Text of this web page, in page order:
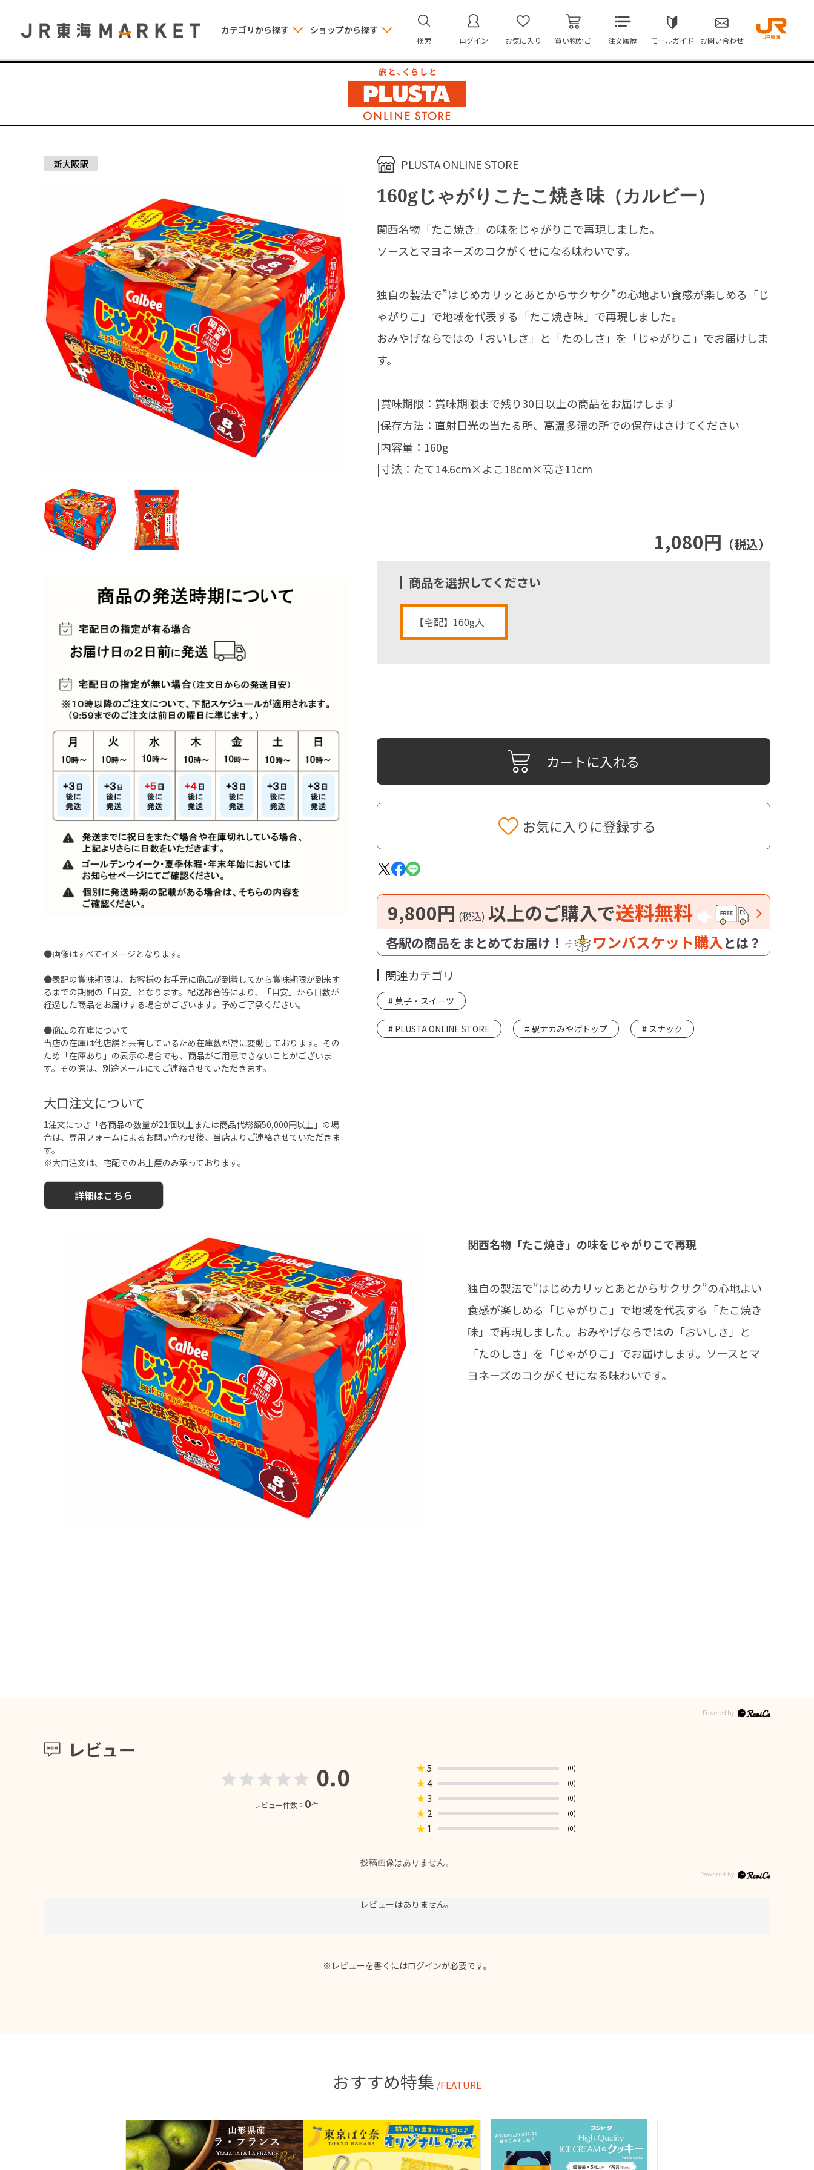
カテゴリから探す ショップから探す
検索 ログイン お気に入り 買い物かご 注文履歴 モールガイド お問い合わせ
●画像はすべてイメージとなります。
●表記の賞味期限は、お客様のお手元に商品が到着してから賞味期限が到来す
るまでの期間の「目安」となります。配送都合等により、「目安」から日数が
経過した商品をお届けする場合がございます。予めご了承ください。
●商品の在庫について
当店の在庫は他店舗と共有しているため在庫数が常に変動しております。その
ため「在庫あり」の表示の場合でも、商品がご用意できないことがございま
す。その際は、別途メールにてご連絡させていただきます。
大口注文について
1注文につき「各商品の数量が21個以上または商品代総額50,000円以上」の場
合は、専用フォームによるお問い合わせ後、当店よりご連絡させていただきま
す。
※大口注文は、宅配でのお土産のみ承っております。
詳細はこちら
PLUSTA ONLINE STORE
160gじゃがりこたこ焼き味（カルビー）
1,080円 （税込）
商品を選択してください
【宅配】160g入
カートに入れる
お気に入りに登録する
関西名物「たこ焼き」の味をじゃがりこで再現しました。
ソースとマヨネーズのコクがくせになる味わいです。
独自の製法で”はじめカリッとあとからサクサク”の心地よい食感が楽しめる「じ
ゃがりこ」で地域を代表する「たこ焼き味」で再現しました。
おみやげならではの「おいしさ」と「たのしさ」を「じゃがりこ」でお届けしま
す。
|賞味期限：賞味期限まで残り30日以上の商品をお届けします
|保存方法：直射日光の当たる所、高温多湿の所での保存はさけてください
|内容量：160g
|寸法：たて14.6cm×よこ18cm×高さ11cm
9,800円 (税込) 以上のご購入で送料無料
各駅の商品をまとめてお届け！ ワンバスケット購入とは？
関連カテゴリ
菓子・スイーツ
PLUSTA ONLINE STORE 駅ナカみやげトップ スナック
関西名物「たこ焼き」の味をじゃがりこで再現
独自の製法で”はじめカリッとあとからサクサク”の心地よい
食感が楽しめる「じゃがりこ」で地域を代表する「たこ焼き
味」で再現しました。おみやげならではの「おいしさ」と
「たのしさ」を「じゃがりこ」でお届けします。ソースとマ
ヨネーズのコクがくせになる味わいです。
レビュー
0.0
レビュー件数： 0件
★5 (0)
★4 (0)
★3 (0)
★ 2 (0)
★ 1 (0)
投稿画像はありません。
レビューはありません。
※レビューを書くにはログインが必要です。
おすすめ特集 /FEATURE